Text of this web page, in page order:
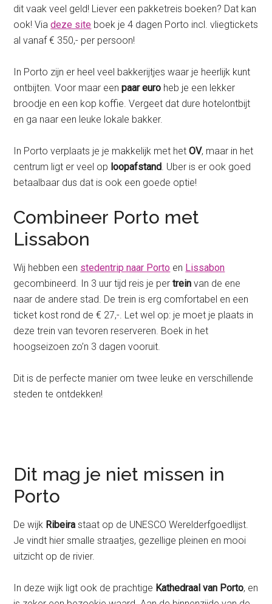
dit vaak veel geld! Liever een pakketreis boeken? Dat kan
ook! Viadeze site boek je 4 dagen Porto incl. vliegtickets
al vanaf € 350,- per persoon!
In Porto zijn er heel veel bakkerijtjes waar je heerlijk kunt
ontbijten. Voor maar eenpaar euro heb je een lekker
broodje en een kop koffie. Vergeet dat dure hotelontbijt
en ga naar een leuke lokale bakker.
In Porto verplaats je je makkelijk met hetOV, maar in het
centrum ligt er veel op loopafstand. Uber is er ook goed
betaalbaar dus dat is ook een goede optie!
Combineer Porto met
Lissabon
Wij hebben een stedentrip naar Porto en Lissabon
gecombineerd. In 3 uur tijd reis je pertreinvan de ene
naar de andere stad. De trein is erg comfortabel en een
ticket kost rond de € 27,-. Let wel op: je moet je plaats in
deze trein van tevoren reserveren. Boek in het
hoogseizoen zo’n 3 dagen vooruit.
Dit is de perfecte manier om twee leuke en verschillende
steden te ontdekken!
Dit mag je niet missen in
Porto
De wijk Ribeirastaat op de UNESCO Werelderfgoedlijst.
Je vindt hier smalle straatjes, gezellige pleinen en mooi
uitzicht op de rivier.
In deze wijk ligt ook de prachtige Kathedraal van Porto, en